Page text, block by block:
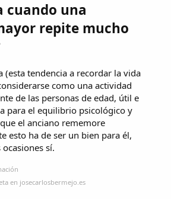
cuando una
repite mucho
(esta tendencia a recordar la vida
como una actividad
de las personas de edad, útil e
para el equilibrio psicológico y
el anciano rememore
esto ha de ser un bien para él,
sí.
en josecarlosbermejo.es